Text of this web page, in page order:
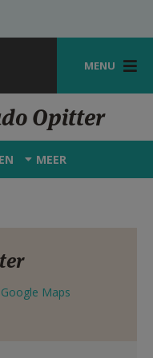
MENU
Opitter
MEER
Google Maps